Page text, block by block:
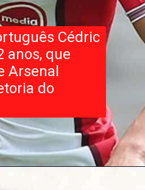
Cédric
anos, que
Arsenal
do